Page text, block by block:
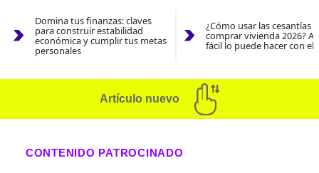
Domina tus finanzas: claves
para construir estabilidad
económica y cumplir tus metas
personales
¿Cómo usar las cesantías
comprar vivienda 2026?
fácil lo puede hacer con el
Artículo nuevo
CONTENIDO PATROCINADO